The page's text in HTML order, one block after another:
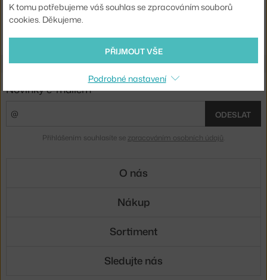
Ste zo Slovenska? Prejdite na
K tomu potřebujeme váš souhlas se zpracováním souborů
cookies. Děkujeme.
PŘIJMOUT VŠE
Podrobné nastavení
Novinky e-mailem
ODESLAT
Přihlášením souhlasíte se zpracováním osobních údajů
O nás
Nákup
Sortiment
Sledujte nás